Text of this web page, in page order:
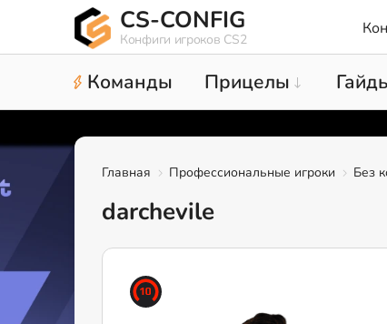
CS-CONFIG
Конфиги игроков CS2
Команды Прицелы
Главная Профессиональные игроки Без
darchevile